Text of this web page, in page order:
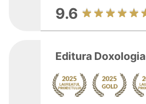
9.6
Editura Doxologia